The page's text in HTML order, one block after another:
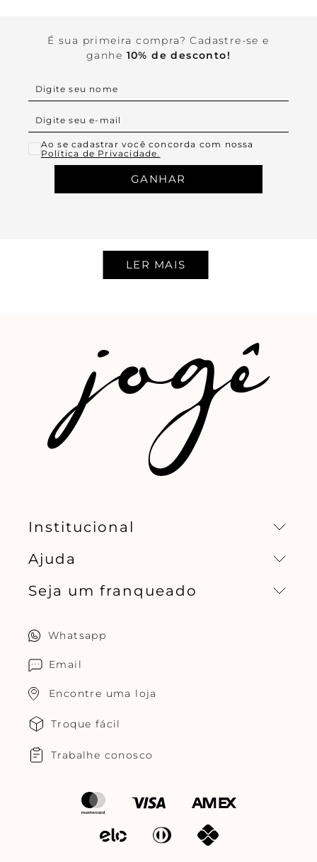
É sua primeira compra? Cadastre-se e
ganhe 10% de desconto!
Ao se cadastrar você concorda com nossa
Política de Privacidade.
GANHAR
Institucional
Missão, visão e valores
Ajuda
Central de relacionamento
Seja um franqueado
Whatsapp
Email
Encontre uma loja
Troque fácil
Trabalhe conosco